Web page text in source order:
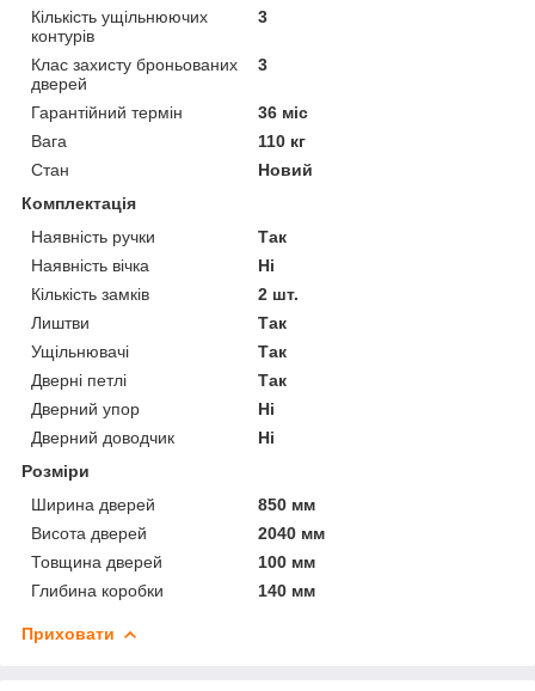
Кількість ущільнюючих
контурів
3
Клас захисту броньованих
дверей
3
Гарантійний термін
36 міс
Вага
110 кг
Стан
Новий
Комплектація
Наявність ручки
Так
Наявність вічка
Ні
Кількість замків
2 шт.
Лиштви
Так
Ущільнювачі
Так
Дверні петлі
Так
Дверний упор
Ні
Дверний доводчик
Ні
Розміри
Ширина дверей
850 мм
Висота дверей
2040 мм
Товщина дверей
100 мм
Глибина коробки
140 мм
Приховати